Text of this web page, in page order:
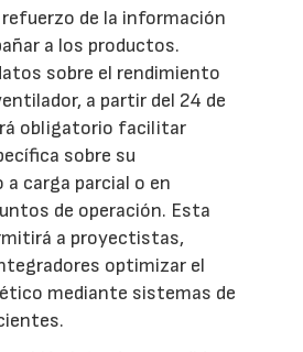
de la información
a los productos.
sobre el rendimiento
a partir del 24 de
obligatorio facilitar
sobre su
carga parcial o en
de operación. Esta
a proyectistas,
optimizar el
mediante sistemas de